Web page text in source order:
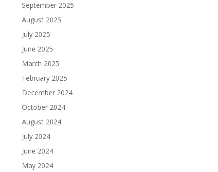
September 2025
August 2025
July 2025
June 2025
March 2025
February 2025
December 2024
October 2024
August 2024
July 2024
June 2024
May 2024